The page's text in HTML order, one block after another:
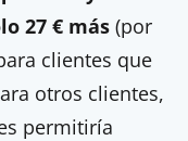
27 € más(por
clientes que
otros clientes,
permitiría